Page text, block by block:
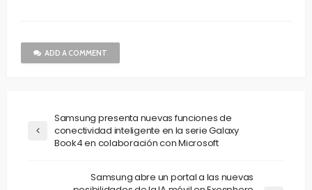
ADD A COMMENT
Samsung presenta nuevas funciones de
conectividad inteligente en la serie Galaxy
Book4 en colaboración con Microsoft
Samsung abre un portal a las nuevas